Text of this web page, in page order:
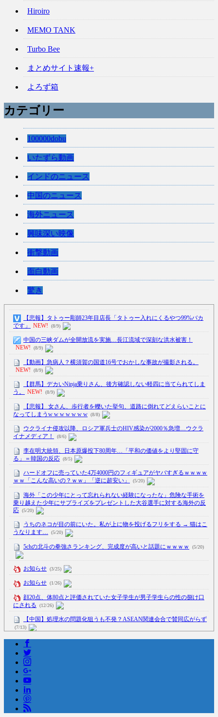
Hiroiro
MEMO TANK
Turbo Bee
まとめサイト速報+
よろず箱
カテゴリー
100000dobu
いたずら動画
インドのニュース
中国のニュース
海外ニュース
興味深い映像
衝撃動画
面白動画
驚き
【悲報】タトゥー彫師23年目店長「タトゥー入れにくるやつ99%バカ
です」
NEW! (8/9)
中国の三峡ダムが全開放流を実施…長江流域で深刻な洪水被害！
NEW!
(8/9)
【動画】急病人？横須賀の国道16号でおかしな事故が撮影される。
NEW!
(8/9)
【群馬】デカいNinja乗りさん、後方確認しない軽四に当てられてしま
う。
NEW! (8/9)
【悲報】 女さん、歩行者を轢いた挙句、道路に倒れてどえらいことに
なってしまうw w w w w w w (8/8)
ウクライナ侵攻以降、ロシア軍兵士のHIV感染が2000％急増…ウクラ
イナメディア！
(8/6)
李在明大統領、日本原爆投下80周年…「平和の価値をより堅固に守
る」＝韓国の反応 (8/5)
ハードオフに売っていた4万4000円のフィギュアがヤバすぎるｗｗｗｗ
ｗｗ「こんな高いの？ｗｗ」「逆に超安い」
(5/20)
海外「この少年にとって忘れられない経験になったな」危険な手術を
乗り越えた少年にサプライズをプレゼントした大谷選手に対する海外の反
応 (5/20)
うちのネコが目の前にいた。私が上に物を投げるフリをする → 猫はこ
うなります…
(5/20)
5chの北斗の拳強さランキング、完成度が高いと話題にｗｗｗｗ (5/20)
お知らせ (3/25)
お知らせ (1/26)
顔20点、体80点と評価されていた女子学生が男子学生らの性の捌け口
にされる
(12/26)
【中国】処理水の問題化狙うも不発？ASEAN関連会合で賛同広がらず
(7/13)
Powered by livedoor 相互RSS